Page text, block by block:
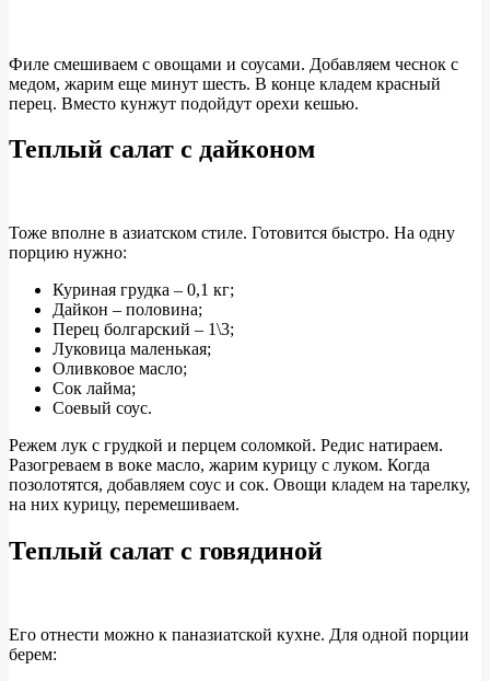
Филе смешиваем с овощами и соусами. Добавляем чеснок с
медом, жарим еще минут шесть. В конце кладем красный
перец. Вместо кунжут подойдут орехи кешью.
Теплый салат с дайконом
Тоже вполне в азиатском стиле. Готовится быстро. На одну
порцию нужно:
Куриная грудка – 0,1 кг;
Дайкон – половина;
Перец болгарский – 1\3;
Луковица маленькая;
Оливковое масло;
Сок лайма;
Соевый соус.
Режем лук с грудкой и перцем соломкой. Редис натираем.
Разогреваем в воке масло, жарим курицу с луком. Когда
позолотятся, добавляем соус и сок. Овощи кладем на тарелку,
на них курицу, перемешиваем.
Теплый салат с говядиной
Его отнести можно к паназиатской кухне. Для одной порции
берем: